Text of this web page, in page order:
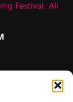
Festival. All